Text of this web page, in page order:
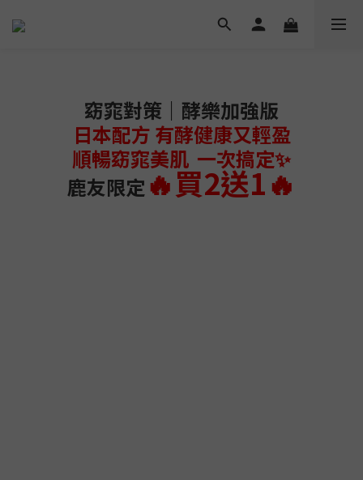
窈窕對策｜酵樂加強版
日本配方 有酵健康又輕盈
順暢窈窕美肌 一次搞定✨
鹿友限定🔥買2送1🔥